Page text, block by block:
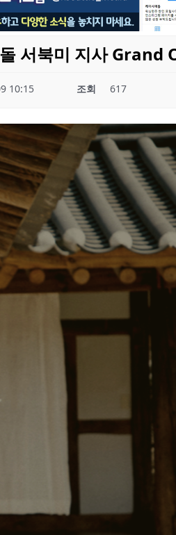
서북미 지사 Grand
10:15 조회 617